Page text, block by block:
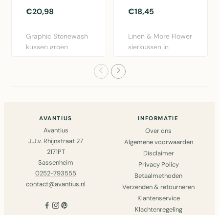
€20,98
Graphic Stonewash
kussen groen
€18,45
Linen & More Flower
sierkussen in
AVANTIUS
Avantius
J.J.v. Rhijnstraat 27
2171PT
Sassenheim
0252-793555
contact@avantius.nl
INFORMATIE
Over ons
Algemene voorwaarden
Disclaimer
Privacy Policy
Betaalmethoden
Verzenden & retourneren
Klantenservice
Klachtenregeling